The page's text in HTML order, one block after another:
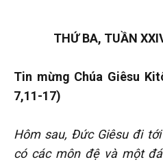
THỨ BA, TUẦN
Tin mừng Chúa Giêsu
7,11-17)
Hôm sau, Đức Giêsu đi
có các môn đệ và một